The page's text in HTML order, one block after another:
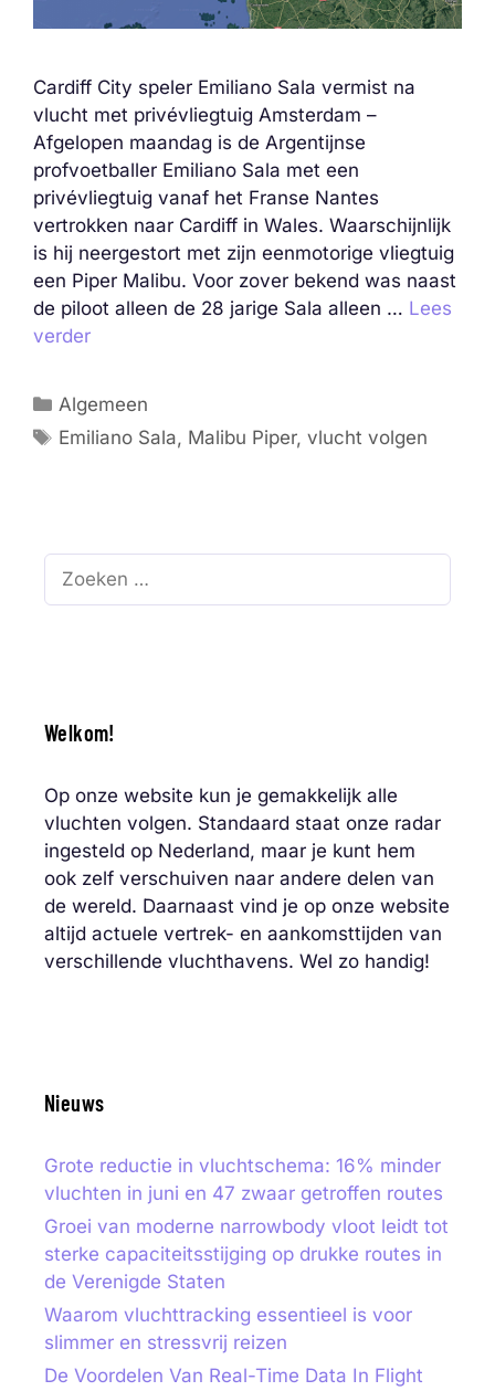
Cardiff City speler Emiliano Sala vermist na
vlucht met privévliegtuig Amsterdam –
Afgelopen maandag is de Argentijnse
profvoetballer Emiliano Sala met een
privévliegtuig vanaf het Franse Nantes
vertrokken naar Cardiff in Wales. Waarschijnlijk
is hij neergestort met zijn eenmotorige vliegtuig
een Piper Malibu. Voor zover bekend was naast
de piloot alleen de 28 jarige Sala alleen … Lees
verder
Categorieën
Algemeen
Tags
Emiliano Sala, Malibu Piper,vlucht volgen
naar:
Welkom!
Op onze website kun je gemakkelijk alle
vluchten volgen. Standaard staat onze radar
ingesteld op Nederland, maar je kunt hem
ook zelf verschuiven naar andere delen van
de wereld. Daarnaast vind je op onze website
altijd actuele vertrek- en aankomsttijden van
verschillende vluchthavens. Wel zo handig!
Nieuws
Grote reductie in vluchtschema: 16% minder
vluchten in juni en 47 zwaar getroffen routes
Groei van moderne narrowbody vloot leidt tot
sterke capaciteitsstijging op drukke routes in
de Verenigde Staten
Waarom vluchttracking essentieel is voor
slimmer en stressvrij reizen
De Voordelen Van Real-Time Data In Flight